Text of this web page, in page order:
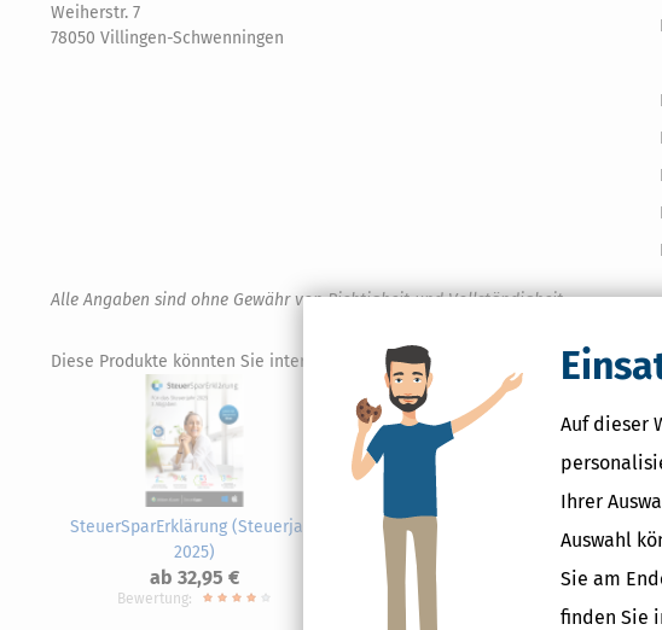
Auf dieser
Ihrer
Auswahl
Sie am
finden Sie
Weiherstr. 7
78050 Villingen-Schwenningen
Alle Angaben sind ohne Gewähr von Richtigkeit und Vollständigkeit.
Diese Produkte könnten Sie interessieren.
SteuerSparErklärung (Steuerjahr
2025)
ab 32,95 €
Bewertung:
(Steuerjahr
ab 34,95